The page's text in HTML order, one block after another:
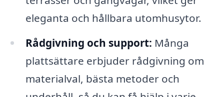
eleganta och hållbara utomhusytor.
Rådgivning och support: Många
plattsättare erbjuder rådgivning om
materialval, bästa metoder och